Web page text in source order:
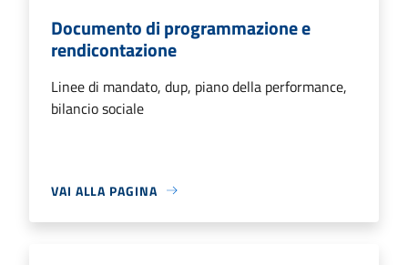
Documento di programmazione e
rendicontazione
Linee di mandato, dup, piano della performance,
bilancio sociale
VAI ALLA PAGINA